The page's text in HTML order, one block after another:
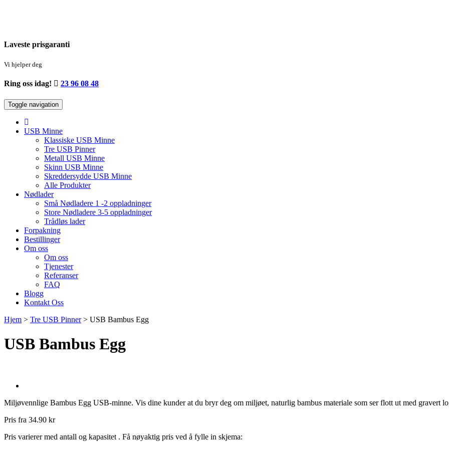
Laveste prisgaranti
Vi hjelper deg
Ring oss idag! 23 96 08 48
Toggle navigation
USB Minne
Klassiske USB Minne
Tre USB Pinner
Metall USB Minne
Skinn USB Minne
Skreddersydde USB Minne
Alle Produkter
Nødlader
Små Nødladere 1 -2 oppladninger
Store Nødladere 3-5 oppladninger
Trådløs lader
Forpakning
Bestillinger
Om oss
Om oss
Tjenester
Referanser
FAQ
Blogg
Kontakt Oss
Hjem > Tre USB Pinner> USB Bambus Egg
USB Bambus Egg
Miljøvennlige Bambus Egg USB-minne. Vis dine kunder at du bryr deg om miljøet, naturlig bambus materiale som ser flott ut med gravert
Pris fra 34.90 kr
Pris varierer med antall og kapasitet . Få nøyaktig pris ved å fylle in skjema: